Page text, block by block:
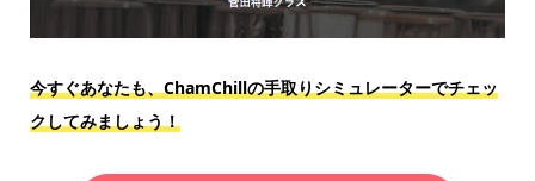
今すぐあなたも、ChamChillの手取りシミュレーターでチェッ
クしてみましょう！